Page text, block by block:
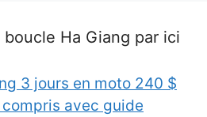
Ha Giang par ici
3 jours en moto 240 $
avec guide